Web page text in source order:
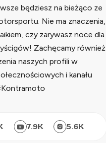
będziesz na bieżąco ze
Nie ma znaczenia,
czy zarywasz noce dla
Zachęcamy również
naszych profili w
i kanału
7.9K 5.6K